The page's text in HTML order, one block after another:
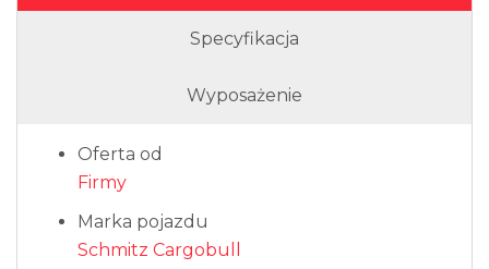
Specyfikacja
Wyposażenie
Oferta od
Firmy
Marka pojazdu
Schmitz Cargobull